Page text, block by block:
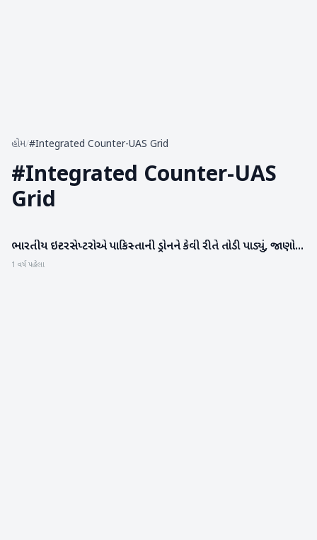
હોમ/#Integrated Counter-UAS Grid
#Integrated Counter-UAS
Grid
રાષ્ટ્રીય
ભારતીય ઇન્ટરસેપ્ટરોએ પાકિસ્તાની ડ્રોનને કેવી રીતે તોડી પાડ્યું, જાણો...
1 વર્ષ પહેલા